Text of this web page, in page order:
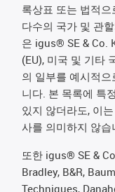
록상표 또는 법적
다수의 국가 및 관
은 igus® SE & Co.
(EU), 미국 및 기타
의 일부를 예시적
니다. 본 목록에 특
있지 않더라도, 이
사를 의미하지 않습
또한 igus® SE &
Bradley, B&R,
Techniques,